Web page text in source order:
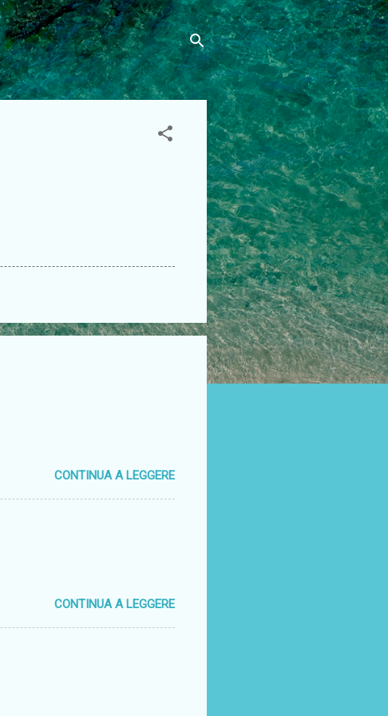
CONTINUA A LEGGERE
CONTINUA A LEGGERE